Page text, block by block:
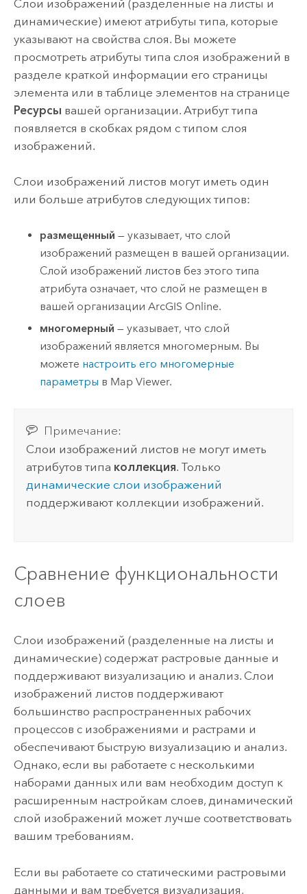
Слои изображений (разделенные на листы и
динамические) имеют атрибуты типа, которые
указывают на свойства слоя. Вы можете
просмотреть атрибуты типа слоя изображений в
разделе краткой информации его страницы
элемента или в таблице элементов на странице
Ресурсы вашей организации. Атрибут типа
появляется в скобках рядом с типом слоя
изображений.
Слои изображений листов могут иметь один
или больше атрибутов следующих типов:
размещенный — указывает, что слой
изображений размещен в вашей организации.
Слой изображений листов без этого типа
атрибута означает, что слой не размещен в
вашей организацииArcGIS Online.
многомерный — указывает, что слой
изображений является многомерным. Вы
можете настроить его многомерные
параметры в Map Viewer.
Примечание:
Слои изображений листов не могут иметь
атрибутов типа коллекция. Только
динамические слои изображений
поддерживают коллекции изображений.
Сравнение функциональности
слоев
Слои изображений (разделенные на листы и
динамические) содержат растровые данные и
поддерживают визуализацию и анализ. Слои
изображений листов поддерживают
большинство распространенных рабочих
процессов с изображениями и растрами и
обеспечивают быструю визуализацию и анализ.
Однако, если вы работаете с несколькими
наборами данных или вам необходим доступ к
расширенным настройкам слоев, динамический
слой изображений может лучше соответствовать
вашим требованиям.
Если вы работаете со статическими растровыми
данными и вам требуется визуализация,